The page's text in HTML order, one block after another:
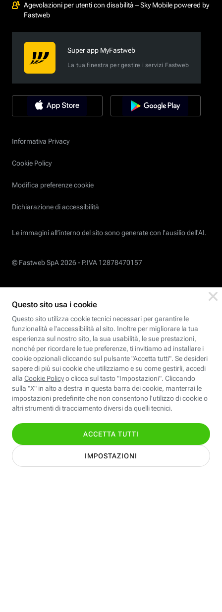
Agevolazioni per utenti con disabilità – Sky Mobile powered by
Fastweb
Super app MyFastweb
La tua finestra per gestire i servizi Fastweb
Informativa Privacy
Cookie Policy
Modifica preferenze cookie
Dichiarazione di accessibilità
Le immagini all’interno del sito sono generate con l'ausilio dell'AI.
© Fastweb SpA 2026 - P.IVA 12878470157